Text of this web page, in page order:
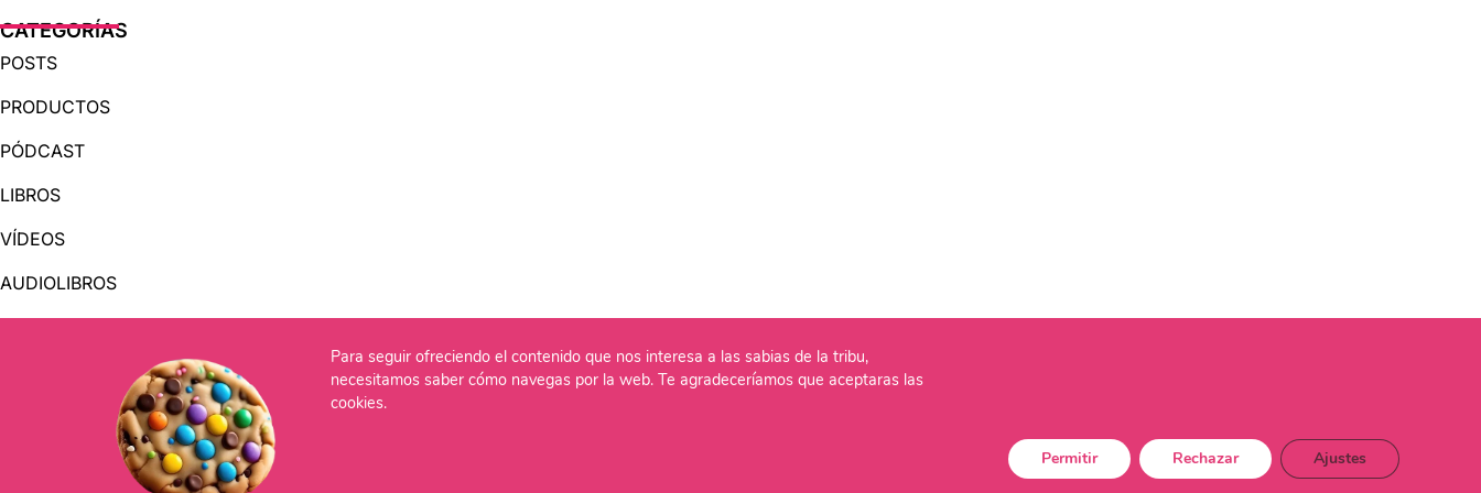
CATEGORÍAS
POSTS
PRODUCTOS
PÓDCAST
LIBROS
VÍDEOS
AUDIOLIBROS
OTRAS PÁGINAS
QUIÉNES SOMOS
Para seguir ofreciendo el contenido que nos interesa a las sabias de la tribu,
necesitamos saber cómo navegas por la web. Te agradeceríamos que aceptaras las
cookies.
Permitir Rechazar Ajustes